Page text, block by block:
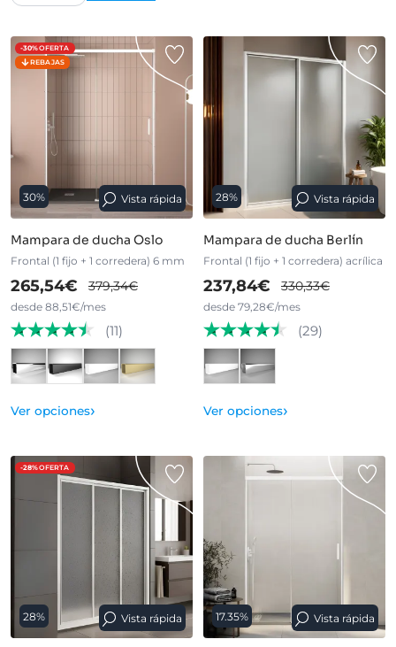
-30%OFERTA
REBAJAS
30% Vista rápida
Mampara de ducha Oslo
Frontal (1 fijo + 1 corredera) 6 mm
265,54€ 379,34€
desde 88,51€/mes
(11)
Ver opciones›
28% Vista rápida
Mampara de ducha Berlín
Frontal (1 fijo + 1 corredera) acrílica
237,84€ 330,33€
desde 79,28€/mes
(29)
Ver opciones›
-28%OFERTA
28% Vista rápida 17.35% Vista rápida